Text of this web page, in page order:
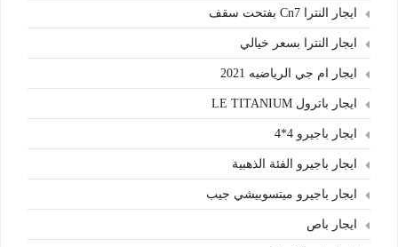
ايجار النترا Cn7 بفتحت سقف
ايجار النترا بسعر خيالي
ايجار ام جي الرياضيه 2021
ايجار باترول LE TITANIUM
ايجار باجيرو 4*4
ايجار باجيرو الفئة الذهبية
ايجار باجيرو ميتسوبيشي جيب
ايجار باص